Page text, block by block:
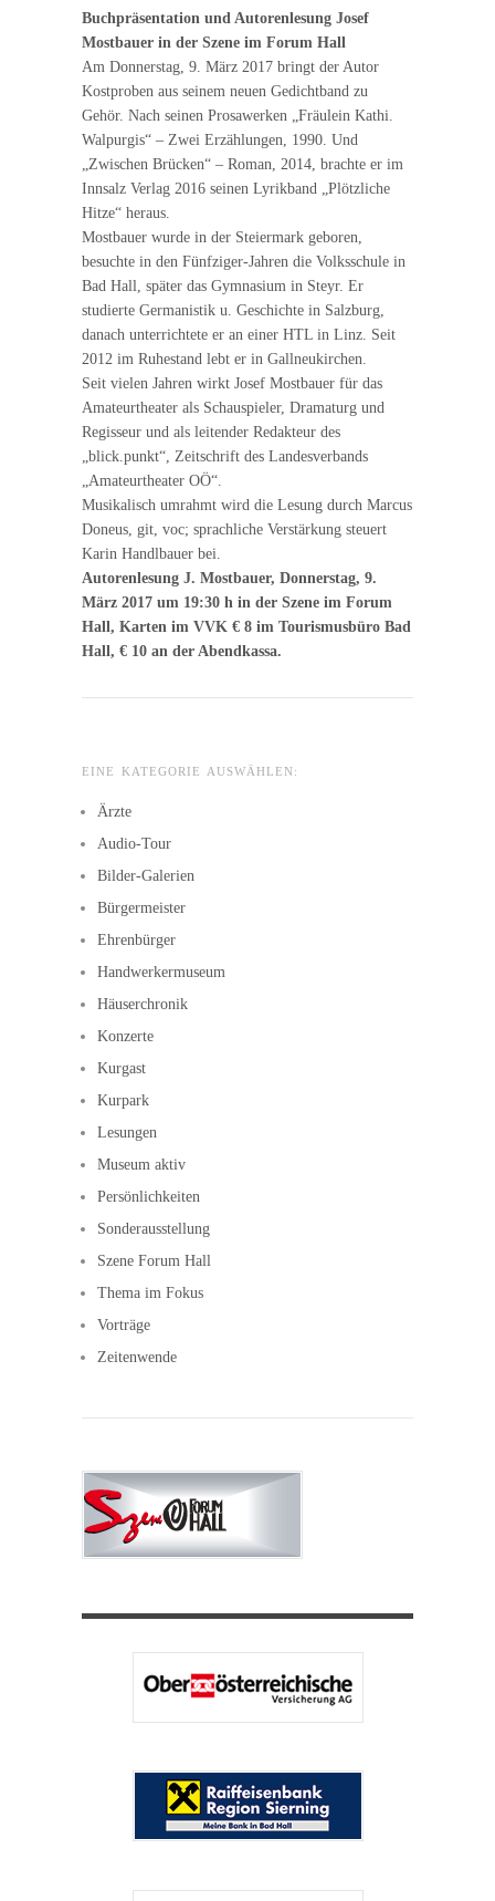
Buchpräsentation und Autorenlesung Josef
Mostbauer in der Szene im Forum Hall
Am Donnerstag, 9. März 2017 bringt der Autor
Kostproben aus seinem neuen Gedichtband zu
Gehör. Nach seinen Prosawerken „Fräulein Kathi.
Walpurgis“ – Zwei Erzählungen, 1990. Und
„Zwischen Brücken“ – Roman, 2014, brachte er im
Innsalz Verlag 2016 seinen Lyrikband „Plötzliche
Hitze“ heraus.
Mostbauer wurde in der Steiermark geboren,
besuchte in den Fünfziger-Jahren die Volksschule in
Bad Hall, später das Gymnasium in Steyr. Er
studierte Germanistik u. Geschichte in Salzburg,
danach unterrichtete er an einer HTL in Linz. Seit
2012 im Ruhestand lebt er in Gallneukirchen.
Seit vielen Jahren wirkt Josef Mostbauer für das
Amateurtheater als Schauspieler, Dramaturg und
Regisseur und als leitender Redakteur des
„blick.punkt“, Zeitschrift des Landesverbands
„Amateurtheater OÖ“.
Musikalisch umrahmt wird die Lesung durch Marcus
Doneus, git, voc; sprachliche Verstärkung steuert
Karin Handlbauer bei.
Autorenlesung J. Mostbauer, Donnerstag, 9.
März 2017 um 19:30 h in der Szene im Forum
Hall, Karten im VVK € 8 im Tourismusbüro Bad
Hall, € 10 an der Abendkassa.
EINE KATEGORIE AUSWÄHLEN:
Ärzte
Audio-Tour
Bilder-Galerien
Bürgermeister
Ehrenbürger
Handwerkermuseum
Häuserchronik
Konzerte
Kurgast
Kurpark
Lesungen
Museum aktiv
Persönlichkeiten
Sonderausstellung
Szene Forum Hall
Thema im Fokus
Vorträge
Zeitenwende